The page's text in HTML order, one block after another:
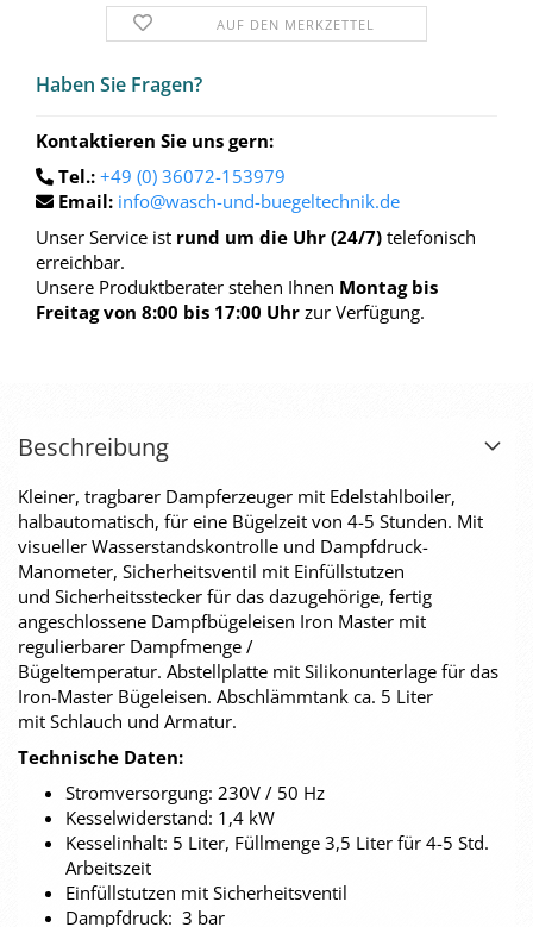
AUF DEN MERKZETTEL
Haben Sie Fra­gen?
Kontaktieren Sie uns gern:
Tel.: +49 (0) 36072-153979
Email: info@wasch-und-buegeltechnik.de
Unser Service ist rund um die Uhr (24/7) telefonisch
erreichbar.
Unsere Produktberater stehen Ihnen Montag bis
Freitag von 8:00 bis 17:00 Uhr zur Verfügung.
Beschreibung
Kleiner, tragbarer Dampferzeuger mit Edelstahlboiler,
halbautomatisch, für eine Bügelzeit von 4-5 Stunden. Mit
visueller Wasserstandskontrolle und Dampfdruck-
Manometer, Sicherheitsventil mit Einfüllstutzen
und Sicherheitsstecker für das dazugehörige, fertig
angeschlossene Dampfbügeleisen Iron Master mit
regulierbarer Dampfmenge /
Bügeltemperatur. Abstellplatte mit Silikonunterlage für das
Iron-Master Bügeleisen. Abschlämmtank ca. 5 Liter
mit Schlauch und Armatur.
Technische Daten:
Stromversorgung: 230V / 50 Hz
Kesselwiderstand: 1,4 kW
Kesselinhalt: 5 Liter, Füllmenge 3,5 Liter für 4-5 Std.
Arbeitszeit
Einfüllstutzen mit Sicherheitsventil
Dampfdruck: 3 bar